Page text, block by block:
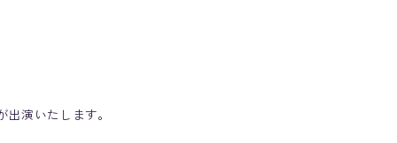
出演いたします。